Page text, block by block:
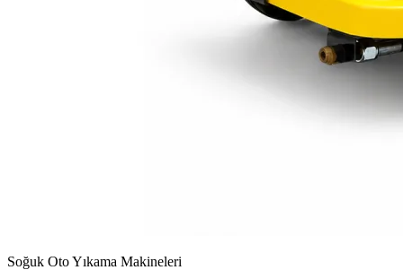
Soğuk Oto Yıkama Makineleri